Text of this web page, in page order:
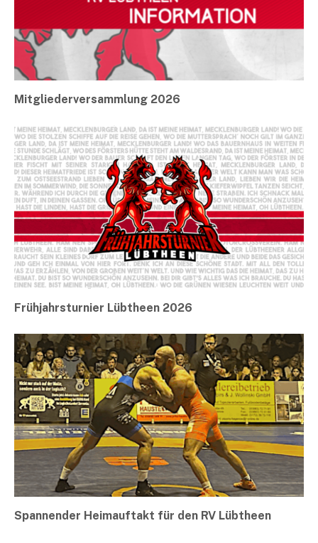
Mitgliederversammlung 2026
Frühjahrsturnier Lübtheen 2026
Spannender Heimauftakt für den RV Lübtheen